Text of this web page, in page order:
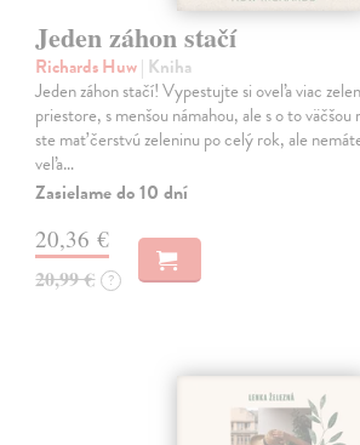
Jeden záhon stačí
Richards Huw| Kniha
Jeden záhon stačí! Vypestujte si oveľa viac
priestore, s menšou námahou, ale s o to
ste mať čerstvú zeleninu po celý rok, ale
veľa…
Zasielame do 10 dní
20,36 €
20,99 € ?